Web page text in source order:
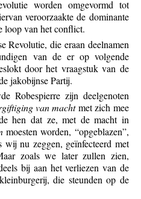
worden omgevormd tot
veroorzaakte de dominante
loop van het conflict.
Revolutie, die eraan deelnamen
van de er op volgende
door het vraagstuk van de
jakobijnse Partij.
Robespierre zijn deelgenoten
van machtmet zich mee
hen dat ze, met de macht in
moesten worden, “opgeblazen”,
nu zeggen, geïnfecteerd met
zoals we later zullen zien,
bij aan het verliezen van de
die steunden op de